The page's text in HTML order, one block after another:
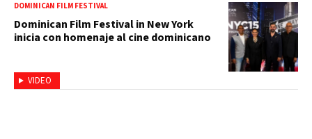
VIDEO
DOMINICAN FILM FESTIVAL
Dominican Film Festival in New York
inicia con homenaje al cine dominicano